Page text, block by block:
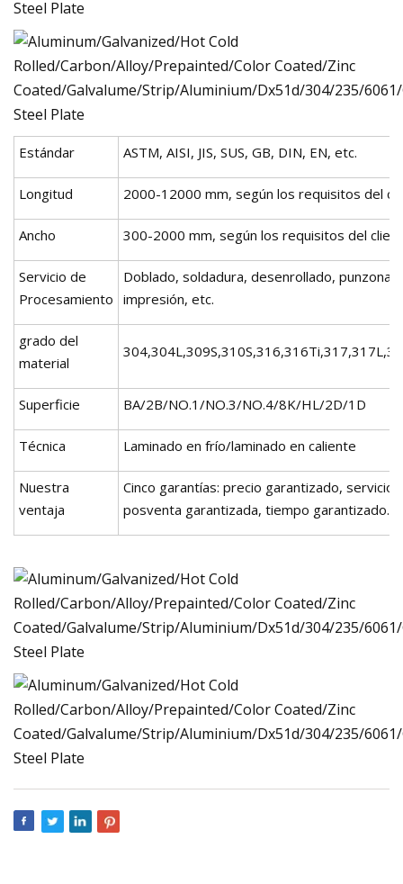
Estándar ASTM, AISI, JIS, SUS, GB, DIN, EN, etc.
Longitud 2000-12000 mm, según los requisitos del
Ancho 300-2000 mm, según los requisitos del
Servicio de
Procesamiento
Doblado, soldadura, desenrollado,
impresión, etc.
grado del
material
Superficie BA/2B/NO.1/NO.3/NO.4/8K/HL/2D/1D
Técnica Laminado en frío/laminado en caliente
Nuestra
ventaja
Cinco garantías: precio garantizado, servicio
posventa garantizada, tiempo garantizado.